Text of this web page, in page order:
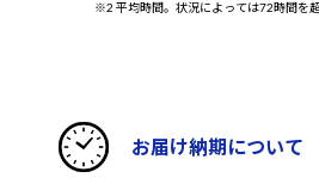
※2 平均時間。状況によっては72時間を
お届け納期について